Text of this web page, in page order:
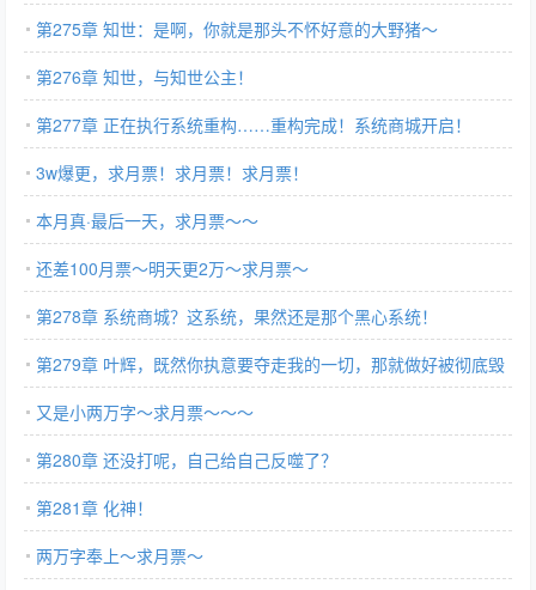
第275章 知世：是啊，你就是那头不怀好意的大野猪～
第276章 知世，与知世公主！
第277章 正在执行系统重构……重构完成！系统商城开启！
3w爆更，求月票！求月票！求月票！
本月真·最后一天，求月票～～
还差100月票～明天更2万～求月票～
第278章 系统商城？这系统，果然还是那个黑心系统！
第279章 叶辉，既然你执意要夺走我的一切，那就做好被彻底毁
灭的准备吧
又是小两万字～求月票～～～
第280章 还没打呢，自己给自己反噬了？
第281章 化神！
两万字奉上～求月票～